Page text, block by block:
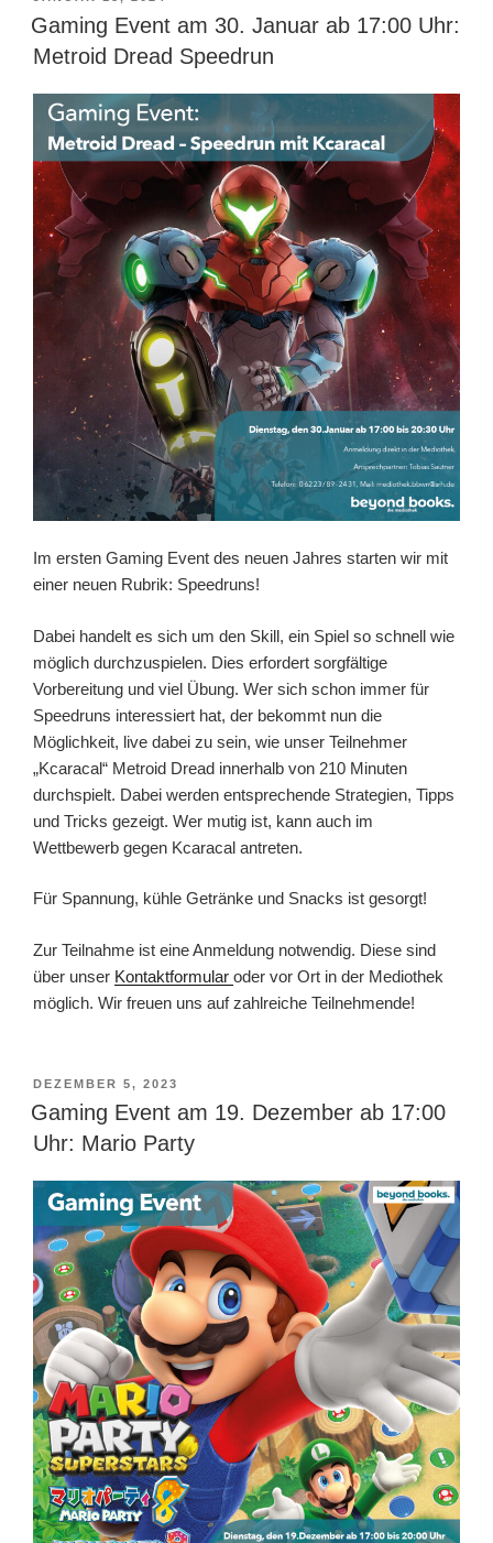
AM
Gaming Event am 30. Januar ab 17:00 Uhr:
Metroid Dread Speedrun
Im ersten Gaming Event des neuen Jahres starten wir mit
einer neuen Rubrik: Speedruns!
Dabei handelt es sich um den Skill, ein Spiel so schnell wie
möglich durchzuspielen. Dies erfordert sorgfältige
Vorbereitung und viel Übung. Wer sich schon immer für
Speedruns interessiert hat, der bekommt nun die
Möglichkeit, live dabei zu sein, wie unser Teilnehmer
„Kcaracal“ Metroid Dread innerhalb von 210 Minuten
durchspielt. Dabei werden entsprechende Strategien, Tipps
und Tricks gezeigt. Wer mutig ist, kann auch im
Wettbewerb gegen Kcaracal antreten.
Für Spannung, kühle Getränke und Snacks ist gesorgt!
Zur Teilnahme ist eine Anmeldung notwendig. Diese sind
über unser Kontaktformular oder vor Ort in der Mediothek
möglich. Wir freuen uns auf zahlreiche Teilnehmende!
VERÖFFENTLICHT
AM
DEZEMBER 5, 2023
Gaming Event am 19. Dezember ab 17:00
Uhr: Mario Party